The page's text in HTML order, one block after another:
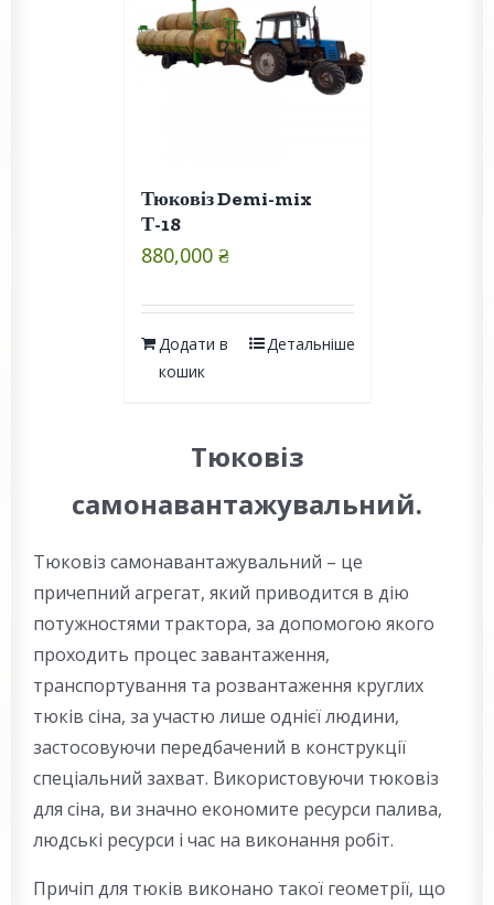
Тюковіз Demi-mix
Т-18
880,000 ₴
Додати в
кошик
Детальніше
Тюковіз
самонавантажувальний.
Тюковіз самонавантажувальний – це
причепний агрегат, який приводится в дію
потужностями трактора, за допомогою якого
проходить процес завантаження,
транспортування та розвантаження круглих
тюків сіна, за участю лише однієї людини,
застосовуючи передбачений в конструкції
спеціальний захват. Використовуючи тюковіз
для сіна, ви значно економите ресурси палива,
людські ресурси і час на виконання робіт.
Причіп для тюків виконано такої геометрії, що